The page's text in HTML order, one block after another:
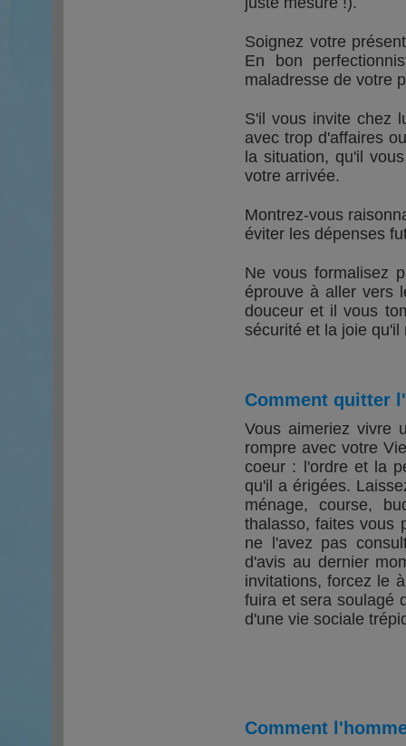
Soignez votre
En bon
maladresse de votre
S'il vous invite chez
avec trop d'affaires
la situation, qu'il
votre arrivée.
Montrez-vous
éviter les dépenses
Ne vous formalisez
éprouve à aller vers
douceur et il vous
sécurité et la joie qu'il
Comment quitter
Vous aimeriez vivre
rompre avec votre
coeur : l'ordre et la
qu'il a érigées.
ménage, course,
thalasso, faites vous
ne l'avez pas
d'avis au dernier
invitations, forcez le
fuira et sera soulagé
d'une vie sociale
Comment